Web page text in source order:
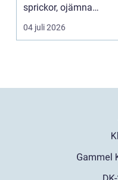
sprickor, ojämna
kanter eller en sned
tandr...
04 juli 2026